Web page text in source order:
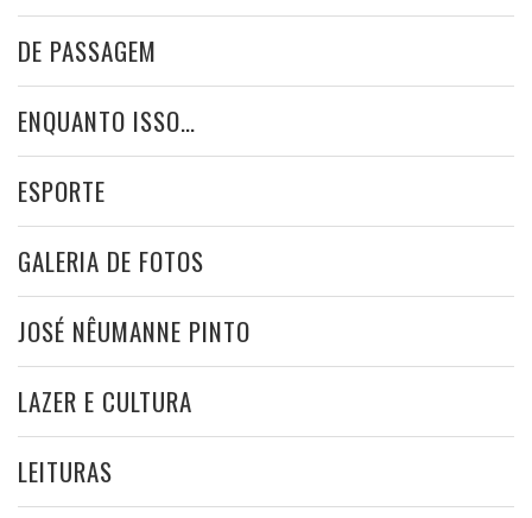
DE PASSAGEM
ENQUANTO ISSO…
ESPORTE
GALERIA DE FOTOS
JOSÉ NÊUMANNE PINTO
LAZER E CULTURA
LEITURAS